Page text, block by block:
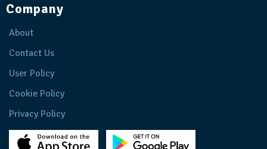
Company
About
Contact Us
User Policy
Cookie Policy
Privacy Policy